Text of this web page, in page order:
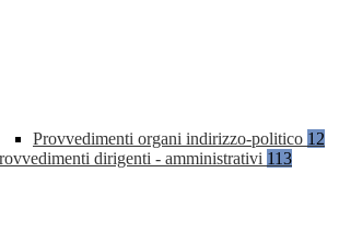
Provvedimenti organi indirizzo-politico 12
dirigenti - amministrativi 113